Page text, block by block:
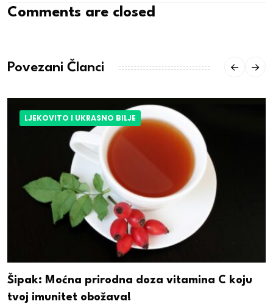
Comments are closed
Povezani Članci
LJEKOVITO I UKRASNO BILJE
Šipak: Moćna prirodna doza vitamina C koju
tvoj imunitet obožava!